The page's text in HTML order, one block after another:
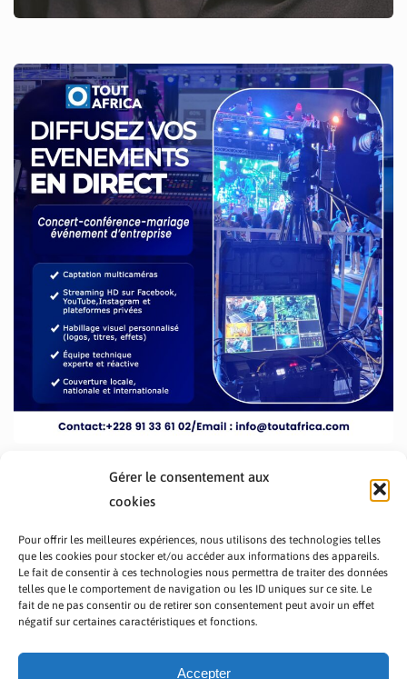
Gérer le consentement aux
cookies
Pour offrir les meilleures expériences, nous utilisons des technologies telles
que les cookies pour stocker et/ou accéder aux informations des appareils.
Le fait de consentir à ces technologies nous permettra de traiter des données
telles que le comportement de navigation ou les ID uniques sur ce site. Le
fait de ne pas consentir ou de retirer son consentement peut avoir un effet
négatif sur certaines caractéristiques et fonctions.
Accepter
PRÉSENTATION TOUTAFRICA
A PROPOS